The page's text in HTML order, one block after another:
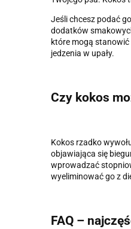
Jeśli chcesz podać
dodatków
które mogą
jedzenia w upały.
Czy kokos
Kokos rzadko
objawiająca się
wprowadzać
wyeliminować go z
FAQ –